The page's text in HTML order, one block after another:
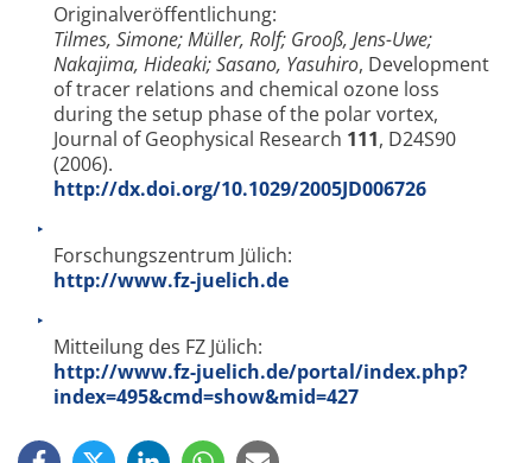
Originalveröffentlichung:
Tilmes, Simone; Müller, Rolf; Grooß, Jens-Uwe;
Nakajima, Hideaki; Sasano, Yasuhiro, Development
of tracer relations and chemical ozone loss
during the setup phase of the polar vortex,
Journal of Geophysical Research 111, D24S90
(2006).
http://dx.doi.org/10.1029/2005JD006726
Forschungszentrum Jülich:
http://www.fz-juelich.de
Mitteilung des FZ Jülich:
http://www.fz-juelich.de/portal/index.php?
index=495&cmd=show&mid=427